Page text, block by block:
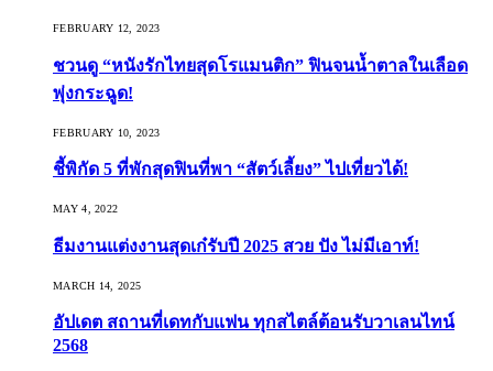
FEBRUARY 12, 2023
ชวนดู “หนังรักไทยสุดโรแมนติก” ฟินจนน้ำตาลในเลือด
พุ่งกระฉูด!
FEBRUARY 10, 2023
ชี้พิกัด 5 ที่พักสุดฟินที่พา “สัตว์เลี้ยง” ไปเที่ยวได้!
MAY 4, 2022
ธีมงานแต่งงานสุดเก๋รับปี 2025 สวย ปัง ไม่มีเอาท์!
MARCH 14, 2025
อัปเดต สถานที่เดทกับแฟน ทุกสไตล์ต้อนรับวาเลนไทน์
2568